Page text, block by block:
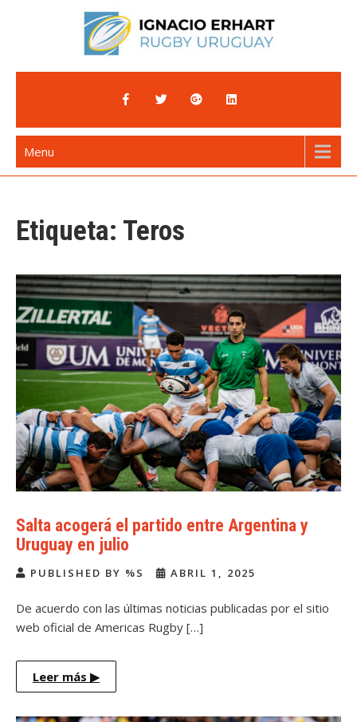
Ignacio Erhart
Rugby Uruguay
Menu
Etiqueta: Teros
Salta acogerá el partido entre Argentina y
Uruguay en julio
PUBLISHED BY %S ABRIL 1, 2025
De acuerdo con las últimas noticias publicadas por el sitio
web oficial de Americas Rugby […]
Leer más ▶